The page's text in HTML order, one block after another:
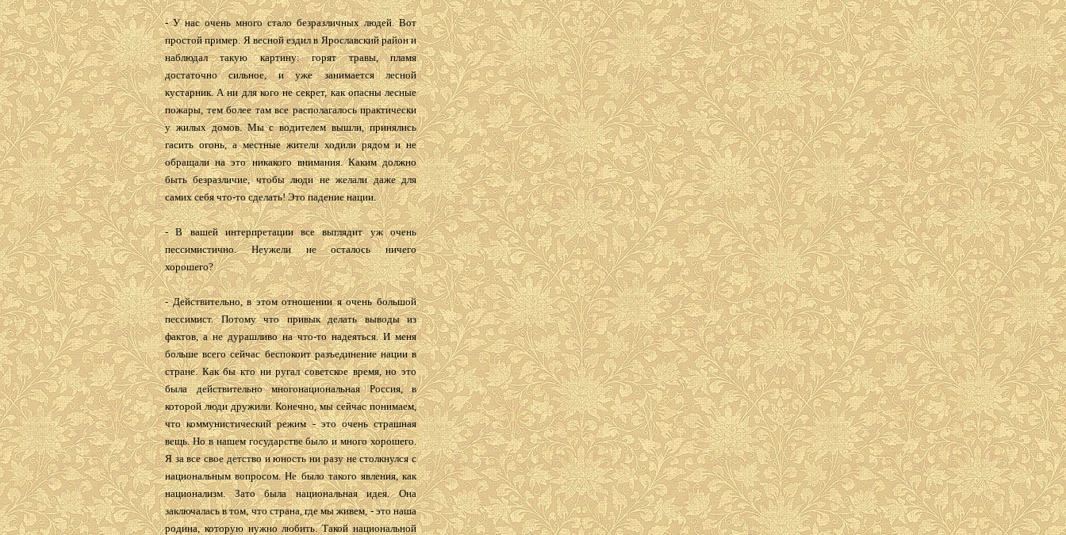
- У нас очень много стало безразличных людей. Вот
простой пример. Я весной ездил в Ярославский район и
наблюдал такую картину: горят травы, пламя
достаточно сильное, и уже занимается лесной
кустарник. А ни для кого не секрет, как опасны лесные
пожары, тем более там все располагалось практически
у жилых домов. Мы с водителем вышли, принялись
гасить огонь, а местные жители ходили рядом и не
обращали на это никакого внимания. Каким должно
быть безразличие, чтобы люди не желали даже для
самих себя что-то сделать! Это падение нации.
- В вашей интерпретации все выглядит уж очень
пессимистично. Неужели не осталось ничего
хорошего?
- Действительно, в этом отношении я очень большой
пессимист. Потому что привык делать выводы из
фактов, а не дурашливо на что-то надеяться. И меня
больше всего сейчас беспокоит разъединение нации в
стране. Как бы кто ни ругал советское время, но это
была действительно многонациональная Россия, в
которой люди дружили. Конечно, мы сейчас понимаем,
что коммунистический режим - это очень страшная
вещь. Но в нашем государстве было и много хорошего.
Я за все свое детство и юность ни разу не столкнулся с
национальным вопросом. Не было такого явления, как
национализм. Зато была национальная идея. Она
заключалась в том, что страна, где мы живем, - это наша
родина, которую нужно любить. Такой национальной